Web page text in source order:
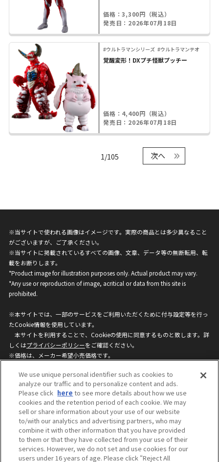
価格：3,300円（税込）
発売日：2026年07月18日
#ウルトラマンシリーズ #ウルトラマンテオ
覚醒変形！DXプチ怪獣プッチー
価格：4,400円（税込）
発売日：2026年07月18日
1/105 次へ
※当サイトで使われる画像はイメージです。実際の商品とは多少異なること
がございますが、ご了承ください。
※当サイトに掲載されているすべての画像、文章、データ等の無断転用、転
載をお断りします。
*Product image for illustration purposes only. Actual product may vary.
*Any use or reproduction of image, acritical or data from this site is
prohibited.
※本サイトでは、一部のサービスをご利用いただくために付与設定等を行っ
たCookie情報を使用しています。
本サイトを利用することで、Cookieの使用に同意するものと致します。詳
しくはプライバシーポリシーをご確認ください。
※価格は、メーカー希望小売価格です。
ざいますのでご了承ください。
privacypolicy
Do Not Sell or Share My
Personal Information
ウェブサイトご利用条件
ソーシャルメディアポリシー
個人情報保護方針
お問い合わせ
We use unique personal identifier such as cookies to
analyze our traffic and to personalize content and ads.
Please click here to see more details about how we use
cookies and the retention period of each cookie. We may
sell or share information about your use of our website
to/with our analytics and advertising partners, who may
combine it with other information that you have provided
to them or that they have collected from your use of their
services. However, we do not set and use cookies for our
users under 16 years of age. Please click “Reject All